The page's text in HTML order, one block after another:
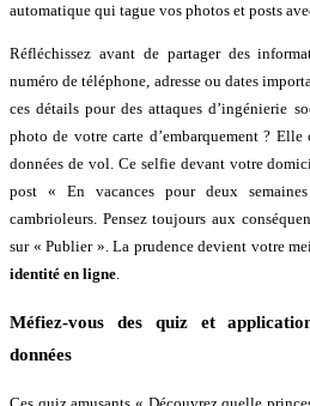
automatique qui tague vos photos et posts
Réfléchissez avant de partager des
numéro de téléphone, adresse ou dates
ces détails pour des attaques d’ingénierie
photo de votre carte d’embarquement ?
données de vol. Ce selfie devant votre
post « En vacances pour deux
cambrioleurs. Pensez toujours aux
sur « Publier ». La prudence devient votre
identité en ligne.
Méfiez-vous des quiz et
données